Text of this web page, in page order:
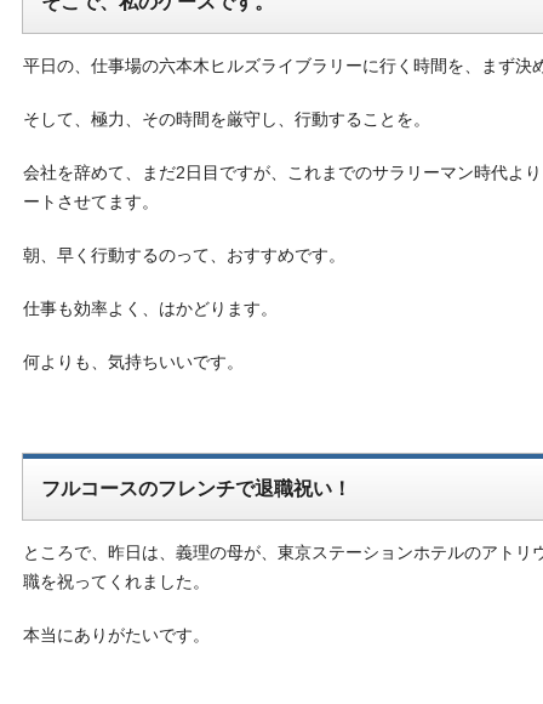
平日の、仕事場の六本木ヒルズライブラリーに行く時間を、まず決
そして、極力、その時間を厳守し、行動することを。
会社を辞めて、まだ2日目ですが、これまでのサラリーマン時代よ
ートさせてます。
朝、早く行動するのって、おすすめです。
仕事も効率よく、はかどります。
何よりも、気持ちいいです。
フルコースのフレンチで退職祝い！
ところで、昨日は、義理の母が、東京ステーションホテルのアトリ
職を祝ってくれました。
本当にありがたいです。